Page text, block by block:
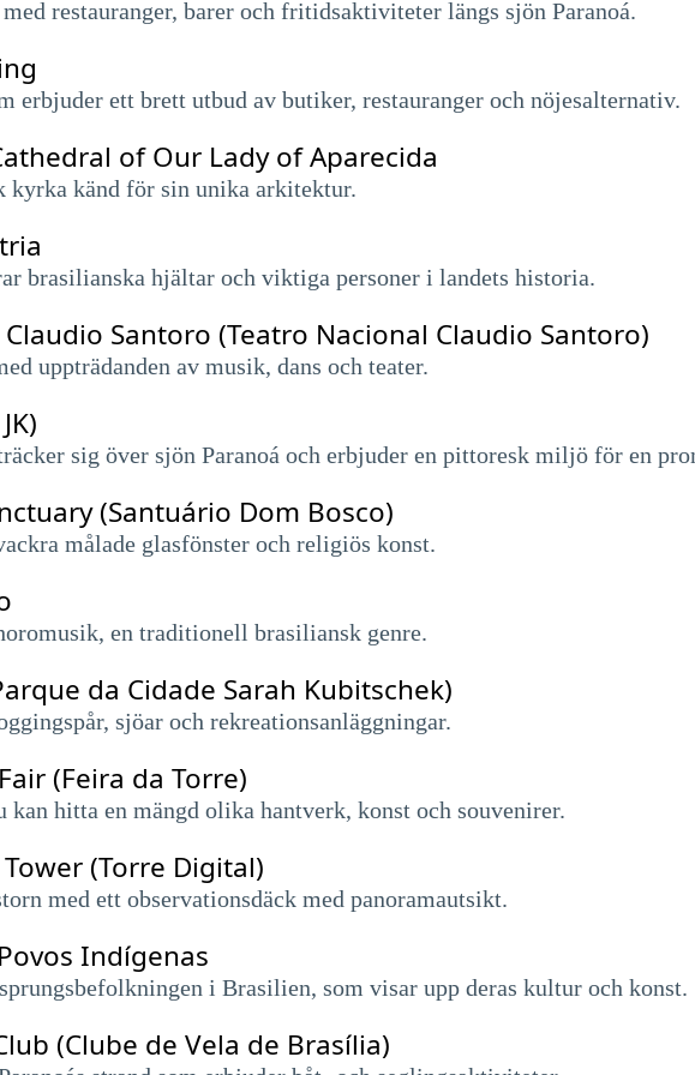
restauranger, barer och fritidsaktiviteter längs sjön Paranoá.
erbjuder ett brett utbud av butiker, restauranger och nöjesalternativ.
of Our Lady of Aparecida
kyrka känd för sin unika arkitektur.
brasilianska hjältar och viktiga personer i landets historia.
Santoro (Teatro Nacional Claudio Santoro)
uppträdanden av musik, dans och teater.
sig över sjön Paranoá och erbjuder en pittoresk miljö för en
(Santuário Dom Bosco)
målade glasfönster och religiös konst.
en traditionell brasiliansk genre.
da Cidade Sarah Kubitschek)
sjöar och rekreationsanläggningar.
(Feira da Torre)
kan hitta en mängd olika hantverk, konst och souvenirer.
(Torre Digital)
med ett observationsdäck med panoramautsikt.
Indígenas
i Brasilien, som visar upp deras kultur och konst.
(Clube de Vela de Brasília)